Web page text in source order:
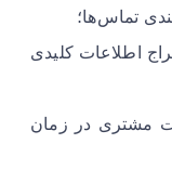
تماس‌ها؛
اطلاعات کلیدی
مشتری در زمان